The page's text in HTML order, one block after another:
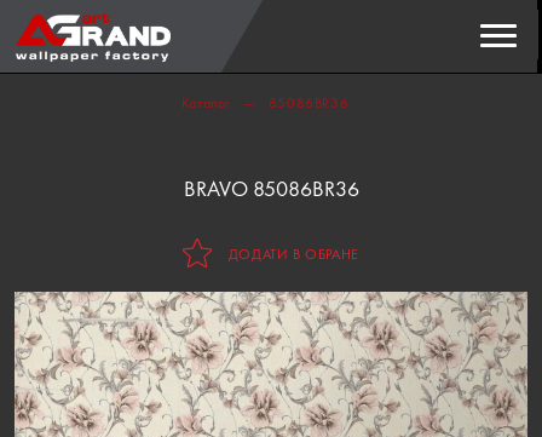
Каталог 85086BR36
BRAVO 85086BR36
ДОДАТИ В ОБРАНЕ